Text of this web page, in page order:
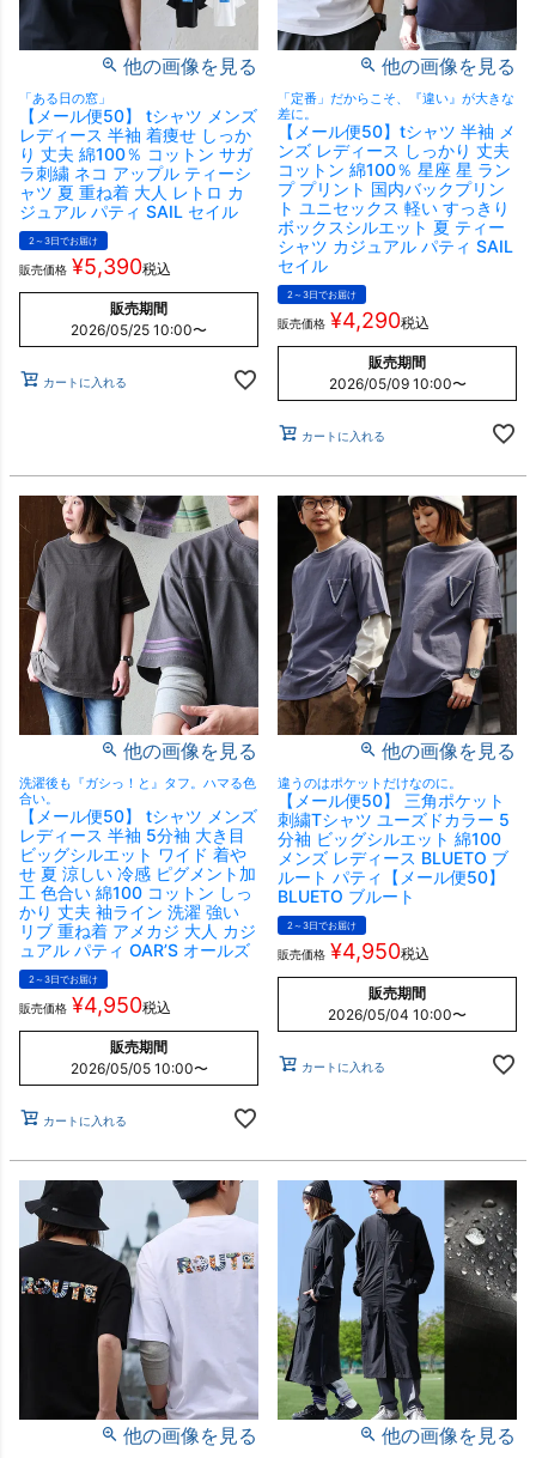
他の画像を見る
「ある日の窓」
【メール便50】 tシャツ メンズ
レディース 半袖 着痩せ しっか
り 丈夫 綿100％ コットン サガ
ラ刺繍 ネコ アップル ティーシ
ャツ 夏 重ね着 大人 レトロ カ
ジュアル パティ SAIL セイル
2～3日でお届け
販売価格 ¥5,390税込
販売期間
2026/05/25 10:00〜
カートに入れる
他の画像を見る
「定番」だからこそ、『違い』が大きな
差に。
【メール便50】tシャツ 半袖 メ
ンズ レディース しっかり 丈夫
コットン 綿100％ 星座 星 ラン
プ プリント 国内バックプリン
ト ユニセックス 軽い すっきり
ボックスシルエット 夏 ティー
シャツ カジュアル パティ SAIL
セイル
2～3日でお届け
販売価格 ¥4,290税込
販売期間
2026/05/09 10:00〜
カートに入れる
他の画像を見る
洗濯後も『ガシっ！と』タフ。ハマる色
合い。
【メール便50】 tシャツ メンズ
レディース 半袖 5分袖 大き目
ビッグシルエット ワイド 着や
せ 夏 涼しい 冷感 ピグメント加
工 色合い 綿100 コットン しっ
かり 丈夫 袖ライン 洗濯 強い
リブ 重ね着 アメカジ 大人 カジ
ュアル パティ OAR’S オールズ
2～3日でお届け
販売価格 ¥4,950税込
販売期間
2026/05/05 10:00〜
カートに入れる
他の画像を見る
違うのはポケットだけなのに。
【メール便50】 三角ポケット
刺繍Tシャツ ユーズドカラー 5
分袖 ビッグシルエット 綿100
メンズ レディース BLUETO ブ
ルート パティ【メール便50】
BLUETO ブルート
2～3日でお届け
販売価格 ¥4,950税込
販売期間
2026/05/04 10:00〜
カートに入れる
他の画像を見る 他の画像を見る